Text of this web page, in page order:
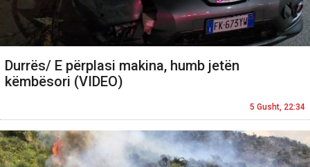
Durrës/ E përplasi makina, humb jetën
këmbësori (VIDEO)
5 Gusht, 22:34